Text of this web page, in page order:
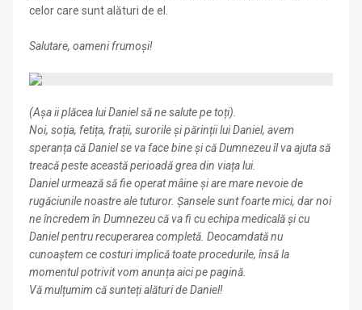
celor care sunt alături de el.
Salutare, oameni frumoși!
(Așa ii plăcea lui Daniel să ne salute pe toți).
Noi, soția, fetița, frații, surorile și părinții lui Daniel, avem
speranța că Daniel se va face bine și că Dumnezeu îl va ajuta să
treacă peste această perioadă grea din viața lui.
Daniel urmează să fie operat mâine și are mare nevoie de
rugăciunile noastre ale tuturor. Șansele sunt foarte mici, dar noi
ne încredem în Dumnezeu că va fi cu echipa medicală și cu
Daniel pentru recuperarea completă. Deocamdată nu
cunoaștem ce costuri implică toate procedurile, însă la
momentul potrivit vom anunța aici pe pagină.
Vă mulțumim că sunteți alături de Daniel!